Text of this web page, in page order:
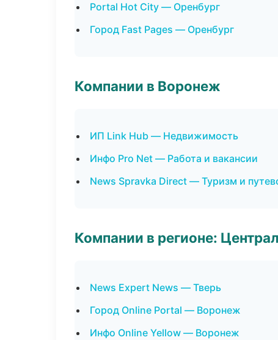
Portal Hot City — Оренбург
Город Fast Pages — Оренбург
Компании в Воронеж
ИП Link Hub — Недвижимость
Инфо Pro Net — Работа и вакансии
News Spravka Direct — Туризм и
Компании в регионе:
News Expert News — Тверь
Город Online Portal — Воронеж
Инфо Online Yellow — Воронеж